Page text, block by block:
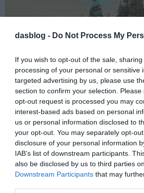
dasblog - Do Not Process My
If you wish to opt-out of the sale,
processing of your personal or sensitive
targeted advertising by us, please use
section to confirm your selection.
opt-out request is processed you may
interest-based ads based on personal
us or personal information disclosed to
your opt-out. You may separately opt-
disclosure of your personal information
IAB’s list of downstream participants.
also be disclosed by us to third parties
Downstream Participants that may
Car2X, a